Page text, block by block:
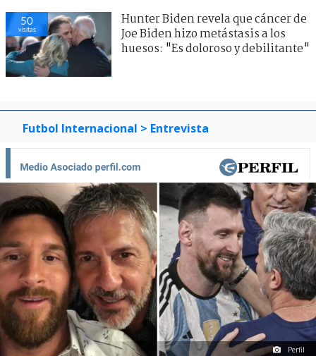
50
visitas
Hunter Biden revela que cáncer de
Joe Biden hizo metástasis a los
huesos: "Es doloroso y debilitante"
Futbol Internacional > Entrevista
Perfil